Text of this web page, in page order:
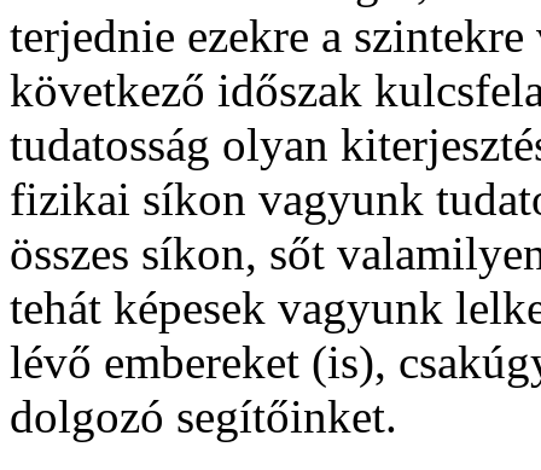
terjednie ezekre a
következő időszak
tudatosság olyan
fizikai síkon vagyunk
összes síkon, sőt
tehát képesek vagyunk
lévő embereket (is),
dolgozó segítőinket.